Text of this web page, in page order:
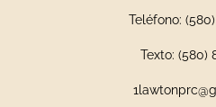
Teléfono:
Texto: (580)